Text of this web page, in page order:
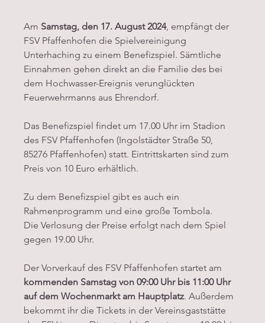
Am Samstag, den 17. August 2024, empfängt der
FSV Pfaffenhofen die Spielvereinigung
Unterhaching zu einem Benefizspiel. Sämtliche
Einnahmen gehen direkt an die Familie des bei
dem Hochwasser-Ereignis verunglückten
Feuerwehrmanns aus Ehrendorf.
Das Benefizspiel findet um 17.00 Uhr im Stadion
des FSV Pfaffenhofen (Ingolstädter Straße 50,
85276 Pfaffenhofen) statt. Eintrittskarten sind zum
Preis von 10 Euro erhältlich.
Zu dem Benefizspiel gibt es auch ein
Rahmenprogramm und eine große Tombola.
Die Verlosung der Preise erfolgt nach dem Spiel
gegen 19.00 Uhr.
Der Vorverkauf des FSV Pfaffenhofen startet am
kommenden Samstag von 09:00 Uhr bis 11:00 Uhr
auf dem Wochenmarkt am Hauptplatz. Außerdem
bekommt ihr die Tickets in der Vereinsgaststätte